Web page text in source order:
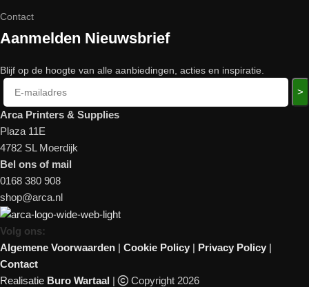
Contact
Aanmelden Nieuwsbrief
Blijf op de hoogte van alle aanbiedingen, acties en inspiratie.
>
Arca Printers & Supplies
Plaza 11E
4782 SL Moerdijk
Bel ons of mail
0168 380 908
shop@arca.nl
Volg ons:
Algemene Voorwaarden | Cookie Policy | Privacy Policy |
Contact
Realisatie Buro Wartaal | Copyright 2026